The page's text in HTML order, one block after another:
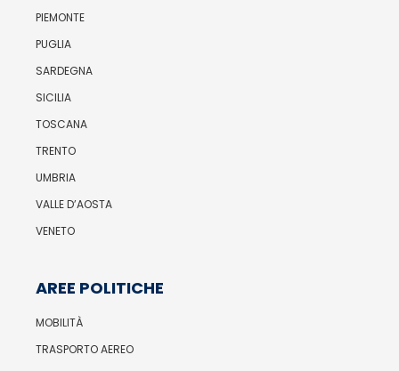
PIEMONTE
PUGLIA
SARDEGNA
SICILIA
TOSCANA
TRENTO
UMBRIA
VALLE D’AOSTA
VENETO
AREE POLITICHE
MOBILITÀ
TRASPORTO AEREO